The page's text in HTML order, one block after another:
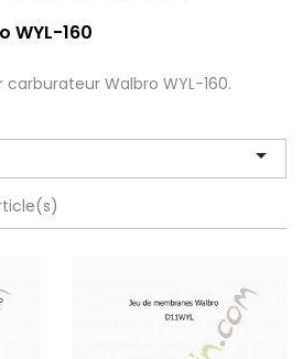
WYL-160
Walbro WYL-160.
